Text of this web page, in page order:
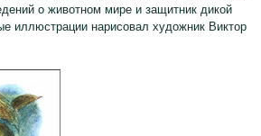
о животном мире и защитник дикой
иллюстрации нарисовал художник Виктор